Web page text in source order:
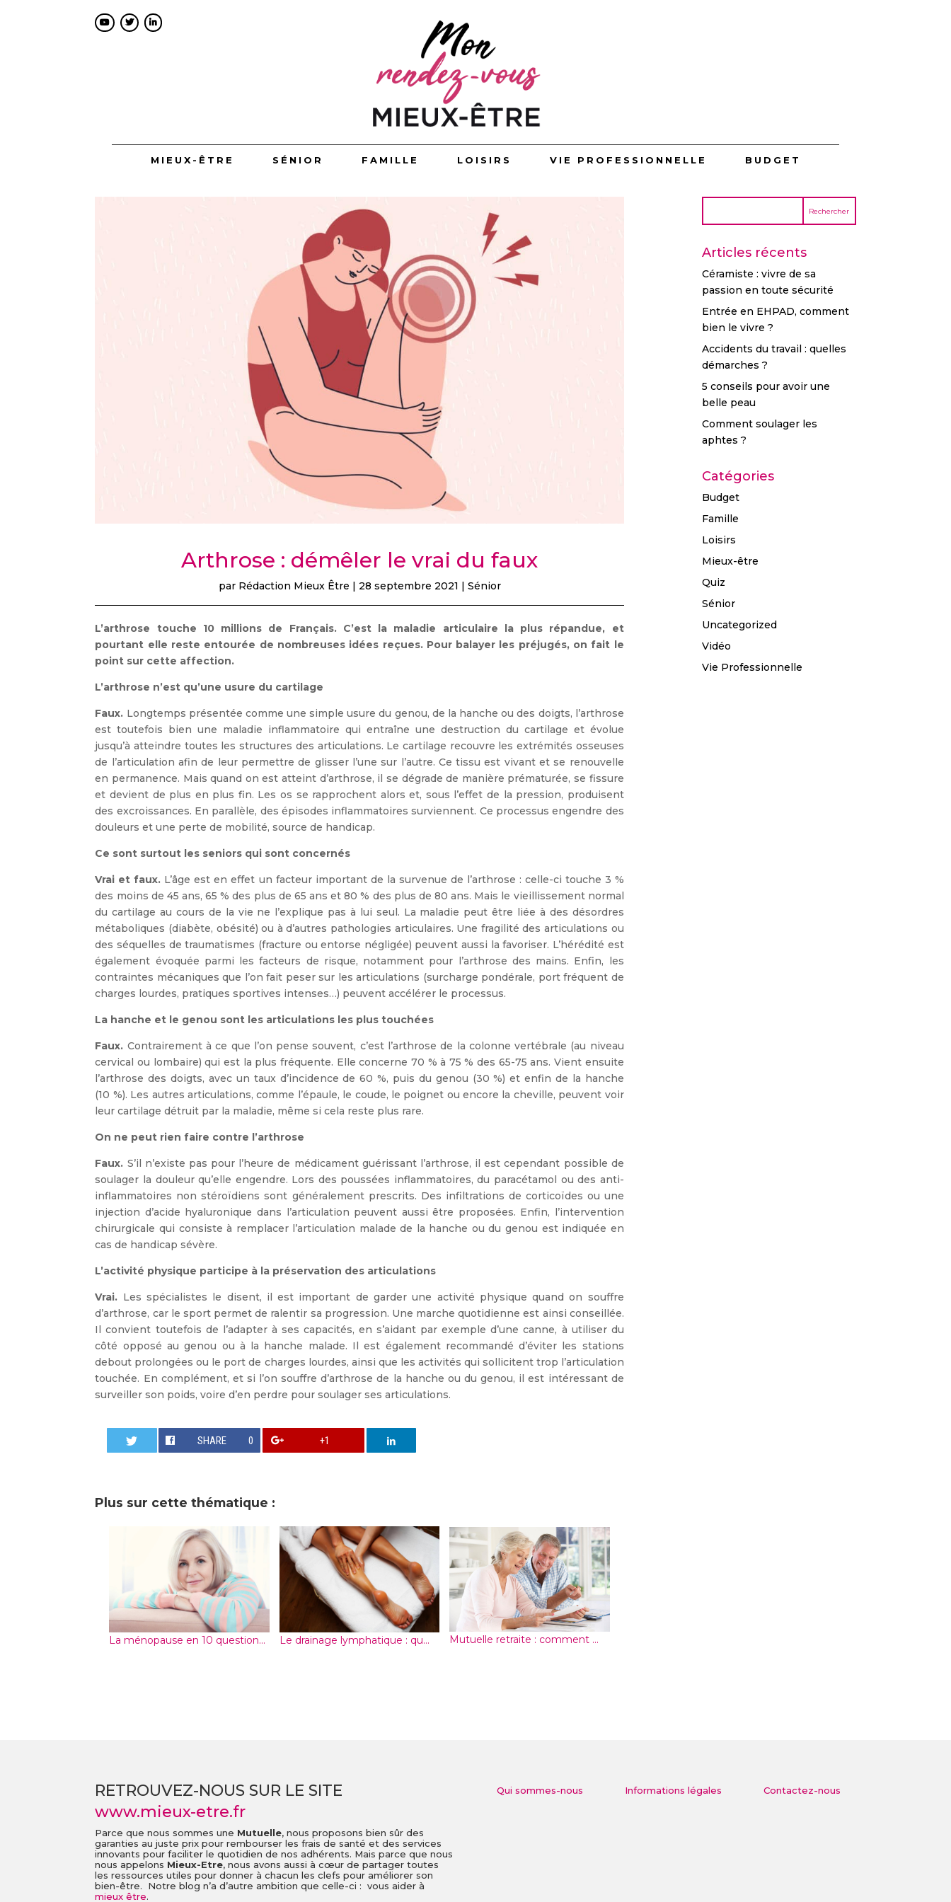
MIEUX-ÊTRE SÉNIOR FAMILLE LOISIRS VIE PROFESSIONNELLE BUDGET
Arthrose : démêler le vrai du faux
par Rédaction Mieux Être | 28 septembre 2021 | Sénior
L’arthrose touche 10 millions de Français. C’est la maladie articulaire la plus répandue, et
pourtant elle reste entourée de nombreuses idées reçues. Pour balayer les préjugés, on fait le
point sur cette affection.
L’arthrose n’est qu’une usure du cartilage
Faux. Longtemps présentée comme une simple usure du genou, de la hanche ou des doigts, l’arthrose
est toutefois bien une maladie inflammatoire qui entraîne une destruction du cartilage et évolue
jusqu’à atteindre toutes les structures des articulations. Le cartilage recouvre les extrémités osseuses
de l’articulation afin de leur permettre de glisser l’une sur l’autre. Ce tissu est vivant et se renouvelle
en permanence. Mais quand on est atteint d’arthrose, il se dégrade de manière prématurée, se fissure
et devient de plus en plus fin. Les os se rapprochent alors et, sous l’effet de la pression, produisent
des excroissances. En parallèle, des épisodes inflammatoires surviennent. Ce processus engendre des
douleurs et une perte de mobilité, source de handicap.
Ce sont surtout les seniors qui sont concernés
Vrai et faux. L’âge est en effet un facteur important de la survenue de l’arthrose : celle-ci touche 3 %
des moins de 45 ans, 65 % des plus de 65 ans et 80 % des plus de 80 ans. Mais le vieillissement normal
du cartilage au cours de la vie ne l’explique pas à lui seul. La maladie peut être liée à des désordres
métaboliques (diabète, obésité) ou à d’autres pathologies articulaires. Une fragilité des articulations ou
des séquelles de traumatismes (fracture ou entorse négligée) peuvent aussi la favoriser. L’hérédité est
également évoquée parmi les facteurs de risque, notamment pour l’arthrose des mains. Enfin, les
contraintes mécaniques que l’on fait peser sur les articulations (surcharge pondérale, port fréquent de
charges lourdes, pratiques sportives intenses…) peuvent accélérer le processus.
La hanche et le genou sont les articulations les plus touchées
Faux. Contrairement à ce que l’on pense souvent, c’est l’arthrose de la colonne vertébrale (au niveau
cervical ou lombaire) qui est la plus fréquente. Elle concerne 70 % à 75 % des 65-75 ans. Vient ensuite
l’arthrose des doigts, avec un taux d’incidence de 60 %, puis du genou (30 %) et enfin de la hanche
(10 %). Les autres articulations, comme l’épaule, le coude, le poignet ou encore la cheville, peuvent voir
leur cartilage détruit par la maladie, même si cela reste plus rare.
On ne peut rien faire contre l’arthrose
Faux. S’il n’existe pas pour l’heure de médicament guérissant l’arthrose, il est cependant possible de
soulager la douleur qu’elle engendre. Lors des poussées inflammatoires, du paracétamol ou des anti-
inflammatoires non stéroïdiens sont généralement prescrits. Des infiltrations de corticoïdes ou une
injection d’acide hyaluronique dans l’articulation peuvent aussi être proposées. Enfin, l’intervention
chirurgicale qui consiste à remplacer l’articulation malade de la hanche ou du genou est indiquée en
cas de handicap sévère.
L’activité physique participe à la préservation des articulations
Vrai. Les spécialistes le disent, il est important de garder une activité physique quand on souffre
d’arthrose, car le sport permet de ralentir sa progression. Une marche quotidienne est ainsi conseillée.
Il convient toutefois de l’adapter à ses capacités, en s’aidant par exemple d’une canne, à utiliser du
côté opposé au genou ou à la hanche malade. Il est également recommandé d’éviter les stations
debout prolongées ou le port de charges lourdes, ainsi que les activités qui sollicitent trop l’articulation
touchée. En complément, et si l’on souffre d’arthrose de la hanche ou du genou, il est intéressant de
surveiller son poids, voire d’en perdre pour soulager ses articulations.
SHARE 0 +1
Plus sur cette thématique :
La ménopause en 10 question... Le drainage lymphatique : qu... Mutuelle retraite : comment ...
Articles récents
Céramiste : vivre de sa
passion en toute sécurité
Entrée en EHPAD, comment
bien le vivre ?
Accidents du travail : quelles
démarches ?
5 conseils pour avoir une
belle peau
Comment soulager les
aphtes ?
Catégories
Budget
Famille
Loisirs
Mieux-être
Quiz
Sénior
Uncategorized
Vidéo
Vie Professionnelle
RETROUVEZ-NOUS SUR LE SITE
www.mieux-etre.fr
Parce que nous sommes une Mutuelle, nous proposons bien sûr des
garanties au juste prix pour rembourser les frais de santé et des services
innovants pour faciliter le quotidien de nos adhérents. Mais parce que nous
nous appelons Mieux-Etre, nous avons aussi à cœur de partager toutes
les ressources utiles pour donner à chacun les clefs pour améliorer son
bien-être. Notre blog n’a d’autre ambition que celle-ci : vous aider à
mieux être.
Qui sommes-nous Informations légales Contactez-nous